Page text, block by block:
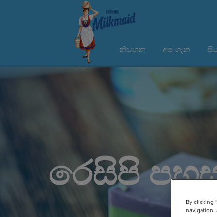
නිවහන අප ගැන
රෙසිපි
By clicking
navigation,